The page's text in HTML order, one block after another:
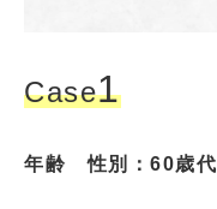
Case1
年齢 性別：60歳